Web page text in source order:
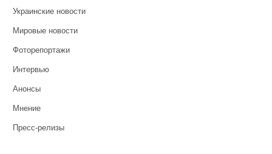
Украинские новости
Мировые новости
Фоторепортажи
Интервью
Анонсы
Мнение
Пресс-релизы